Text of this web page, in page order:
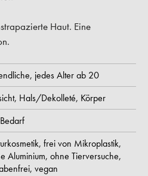
Haut. Eine
jedes Alter ab 20
Hals/Dekolleté, Körper
frei von Mikroplastik,
Aluminium, ohne Tierversuche,
vegan